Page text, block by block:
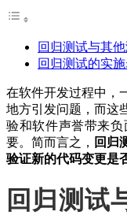
回归测试与其
回归测试的实
在软件开发过程中，
地方引发问题，而这
验和软件声誉带来
要。简而言之， 回归
验证新的代码变更是
回归测试